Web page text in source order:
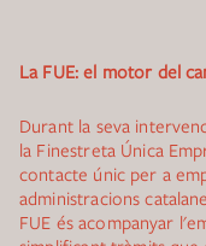
La FUE: el motor del
Durant la seva
la Finestreta Única
contacte únic per a
administracions
FUE és acompanyar